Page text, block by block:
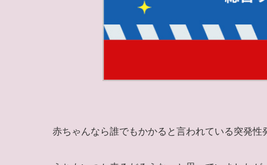
赤ちゃんなら誰でもかかると言われている突発性